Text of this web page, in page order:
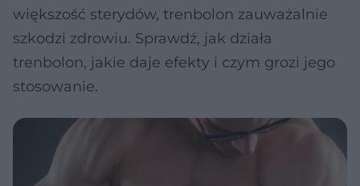
większość sterydów, trenbolon zauważalnie
szkodzi zdrowiu. Sprawdź, jak działa
trenbolon, jakie daje efekty i czym grozi jego
stosowanie.